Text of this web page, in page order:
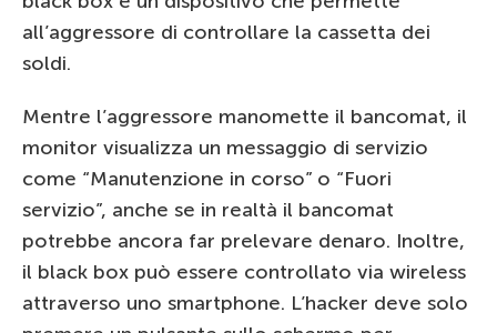
all’aggressore di controllare la cassetta dei
soldi.
Mentre l’aggressore manomette il bancomat, il
monitor visualizza un messaggio di servizio
come “Manutenzione in corso” o “Fuori
servizio”, anche se in realtà il bancomat
potrebbe ancora far prelevare denaro. Inoltre,
il black box può essere controllato via wireless
attraverso uno smartphone. L’hacker deve solo